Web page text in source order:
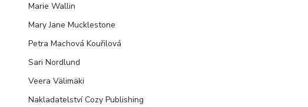
Marie Wallin
Mary Jane Mucklestone
Petra Machová Kouřilová
Sari Nordlund
Veera Välimäki
Nakladatelství Cozy Publishing